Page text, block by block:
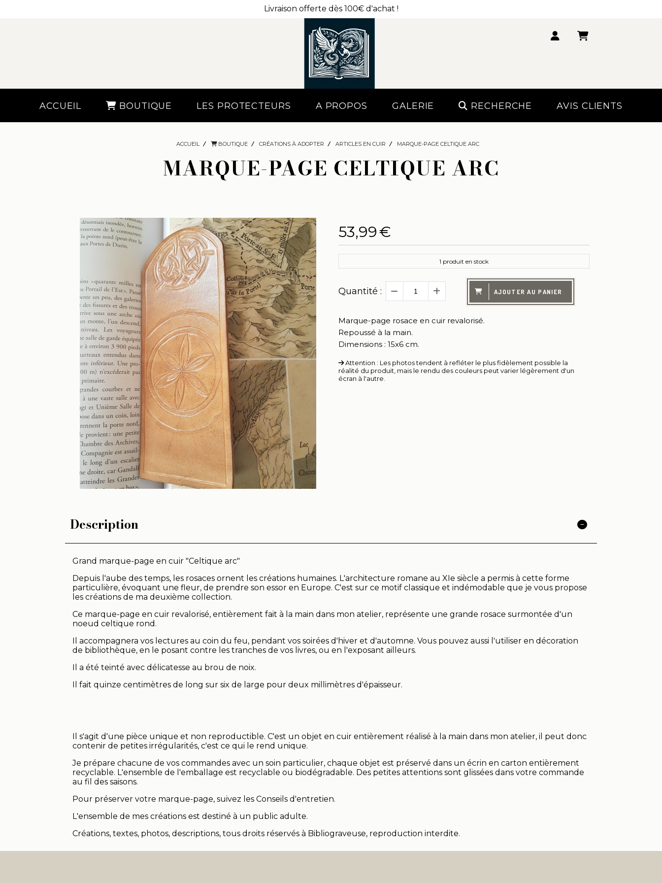
Livraison offerte dès 100€ d'achat !
ACCUEIL BOUTIQUE LES PROTECTEURS A PROPOS GALERIE RECHERCHE AVIS CLIENTS
ACCUEIL BOUTIQUE CRÉATIONS À ADOPTER ARTICLES EN CUIR MARQUE-PAGE CELTIQUE ARC
MARQUE-PAGE CELTIQUE ARC
53,99€
1 produit en stock
Quantité : AJOUTER AU PANIER
Marque-page rosace en cuir revalorisé.
Repoussé à la main.
Dimensions : 15x6 cm.
Attention : Les photos tendent à refléter le plus fidèlement possible la
réalité du produit, mais le rendu des couleurs peut varier légèrement d'un
écran à l'autre.
Description
Grand marque-page en cuir "Celtique arc"
Depuis l'aube des temps, les rosaces ornent les créations humaines. L'architecture romane au XIe siècle a permis à cette forme
particulière, évoquant une fleur, de prendre son essor en Europe. C'est sur ce motif classique et indémodable que je vous propose
les créations de ma deuxième collection.
Ce marque-page en cuir revalorisé, entièrement fait à la main dans mon atelier, représente une grande rosace surmontée d'un
noeud celtique rond.
Il accompagnera vos lectures au coin du feu, pendant vos soirées d'hiver et d'automne. Vous pouvez aussi l'utiliser en décoration
de bibliothèque, en le posant contre les tranches de vos livres, ou en l'exposant ailleurs.
Il a été teinté avec délicatesse au brou de noix.
Il fait quinze centimètres de long sur six de large pour deux millimètres d'épaisseur.
Il s'agit d'une pièce unique et non reproductible. C'est un objet en cuir entièrement réalisé à la main dans mon atelier, il peut donc
contenir de petites irrégularités, c'est ce qui le rend unique.
Je prépare chacune de vos commandes avec un soin particulier, chaque objet est préservé dans un écrin en carton entièrement
recyclable. L'ensemble de l'emballage est recyclable ou biodégradable. Des petites attentions sont glissées dans votre commande
au fil des saisons.
Pour préserver votre marque-page, suivez les Conseils d'entretien.
L'ensemble de mes créations est destiné à un public adulte.
Créations, textes, photos, descriptions, tous droits réservés à Bibliograveuse, reproduction interdite.